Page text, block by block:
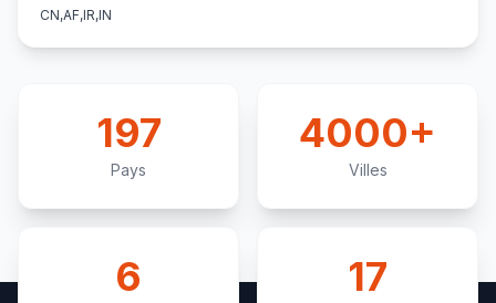
CN,AF,IR,IN
197
Pays
4000+
Villes
6 17